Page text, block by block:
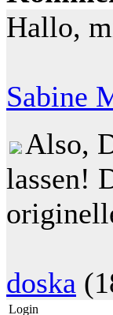
Hallo,
Sabine
Also,
lassen!
doska
Login